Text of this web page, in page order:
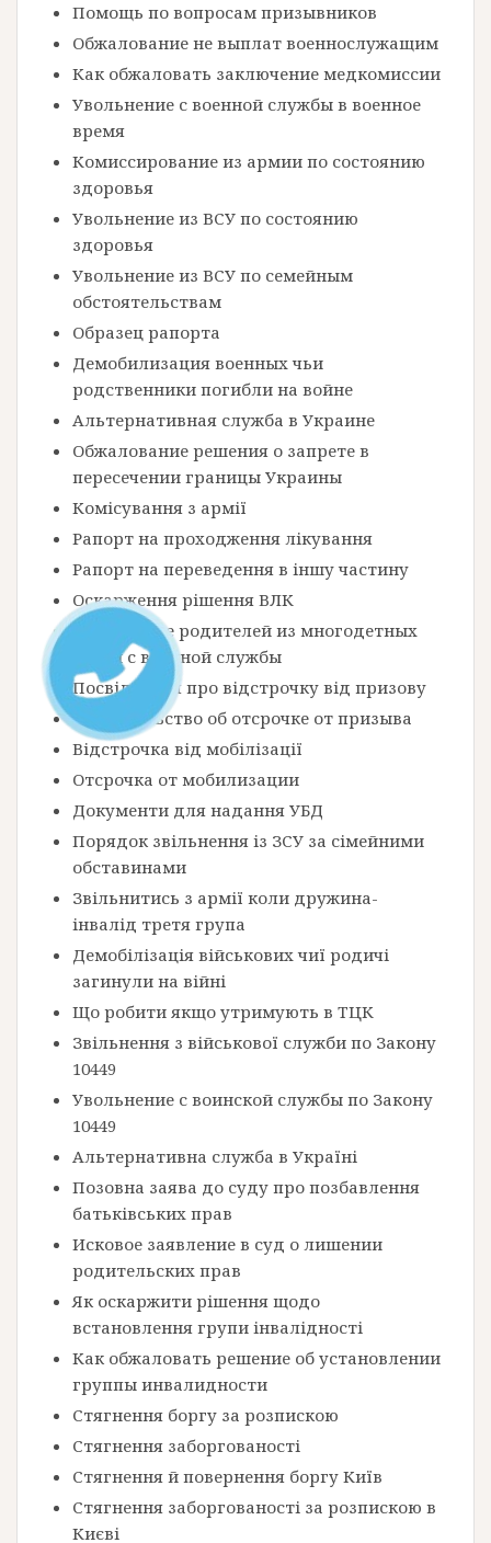
Помощь по вопросам призывников
Обжалование не выплат военнослужащим
Как обжаловать заключение медкомиссии
Увольнение с военной службы в военное
время
Комиссирование из армии по состоянию
здоровья
Увольнение из ВСУ по состоянию
здоровья
Увольнение из ВСУ по семейным
обстоятельствам
Образец рапорта
Демобилизация военных чьи
родственники погибли на войне
Альтернативная служба в Украине
Обжалование решения о запрете в
пересечении границы Украины
Комісування з армії
Рапорт на проходження лікування
Рапорт на переведення в іншу частину
Оскарження рішення ВЛК
Увольнение родителей из многодетных
семей с военной службы
Посвідчення про відстрочку від призову
Свидетельство об отсрочке от призыва
Відстрочка від мобілізації
Отсрочка от мобилизации
Документи для надання УБД
Порядок звільнення із ЗСУ за сімейними
обставинами
Звільнитись з армії коли дружина-
інвалід третя група
Демобілізація військових чиї родичі
загинули на війні
Що робити якщо утримують в ТЦК
Звільнення з військової служби по Закону
10449
Увольнение с воинской службы по Закону
10449
Альтернативна служба в Україні
Позовна заява до суду про позбавлення
батьківських прав
Исковое заявление в суд о лишении
родительских прав
Як оскаржити рішення щодо
встановлення групи інвалідності
Как обжаловать решение об установлении
группы инвалидности
Стягнення боргу за розпискою
Стягнення заборгованості
Стягнення й повернення боргу Київ
Стягнення заборгованості за розпискою в
Києві